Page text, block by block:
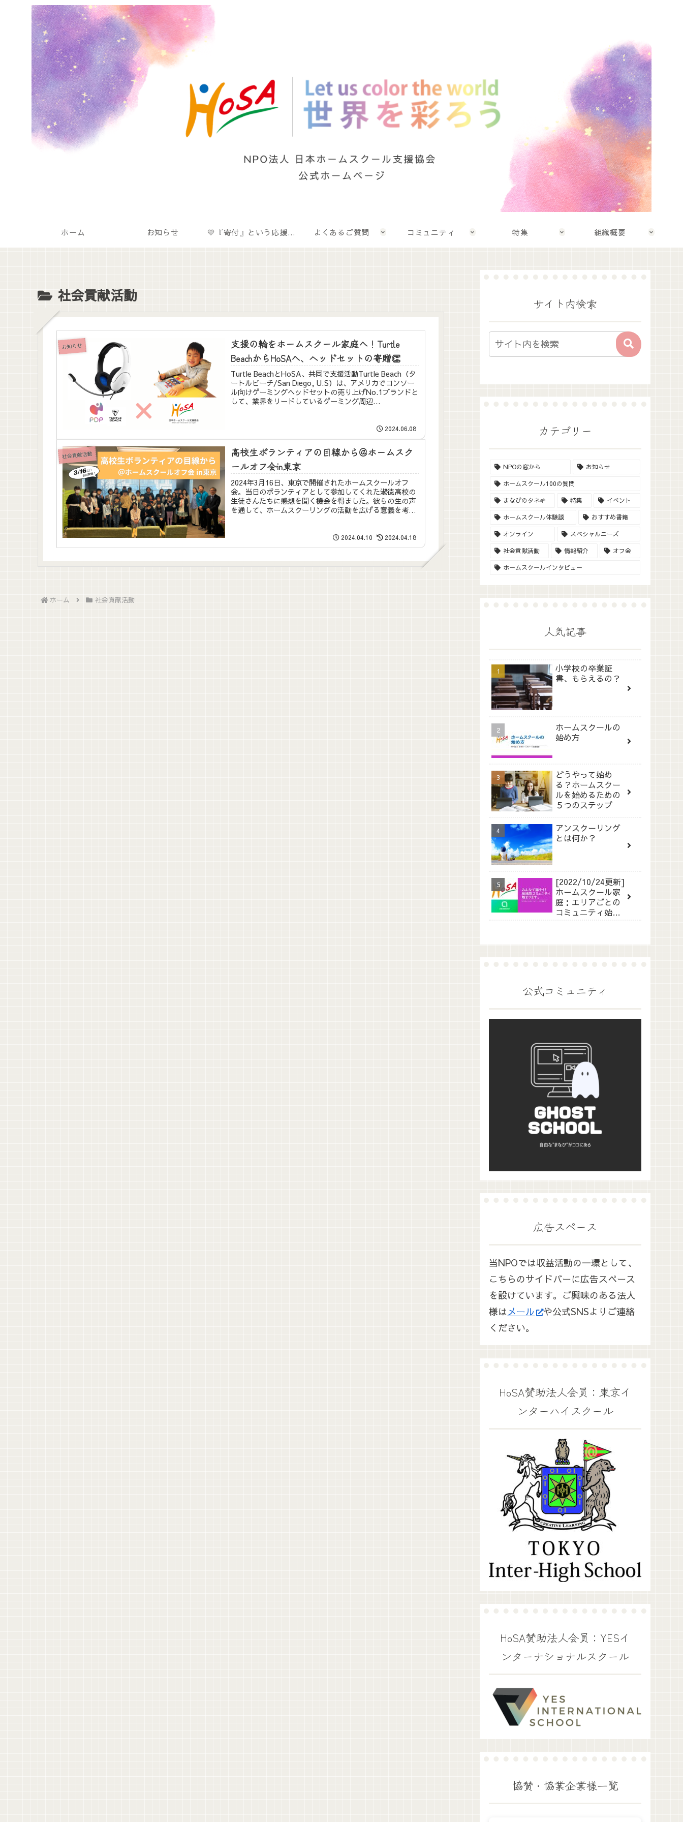
ホーム お知らせ 💛『寄付』という応援の形 よくあるご質問 コミュニティ 特集 組織概要
社会貢献活動
お知らせ
支援の輪をホームスクール家庭へ！Turtle
BeachからHoSAへ、ヘッドセットの寄贈👏
Turtle BeachとHoSA、共同で支援活動Turtle Beach（タ
ートルビーチ/San Diego, U.S）は、アメリカでコンソー
ル向けゲーミングヘッドセットの売り上げNo.1ブランドと
して、業界をリードしているゲーミング周辺...
2024.06.08
社会貢献活動
高校生ボランティアの目線から@ホームスク
ールオフ会in東京
2024年3月16日、東京で開催されたホームスクールオフ
会。当日のボランティアとして参加してくれた淑徳高校の
生徒さんたちに感想を聞く機会を得ました。彼らの生の声
を通して、ホームスクーリングの活動を広げる意義を考え
2024.04.10 2024.04.18
ホーム 社会貢献活動
サイト内検索
カテゴリー
NPOの窓から お知らせ
ホームスクール100の質問
まなびのタネ🌱 特集 イベント
ホームスクール体験談 おすすめ書籍
オンライン スペシャルニーズ
社会貢献活動 情報紹介 オフ会
ホームスクールインタビュー
人気記事
小学校の卒業証
書、もらえるの？
ホームスクールの
始め方
どうやって始め
る？ホームスクー
ルを始めるための
５つのステップ
アンスクーリング
とは何か？
[2022/10/24更新]
ホームスクール家
庭：エリアごとの
コミュニティ始ま
公式コミュニティ
広告スペース
当NPOでは収益活動の一環として、
こちらのサイドバーに広告スペース
を設けています。ご興味のある法人
様はメール
や公式SNSよりご連絡
ください。
HoSA賛助法人会員：東京イ
ンターハイスクール
HoSA賛助法人会員：YESイ
ンターナショナルスクール
協賛・協業企業様一覧